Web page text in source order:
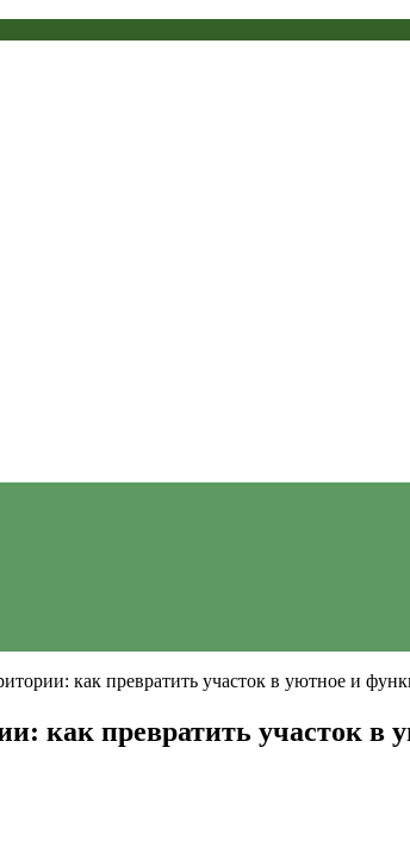
как превратить участок в уютное и
как превратить участок в